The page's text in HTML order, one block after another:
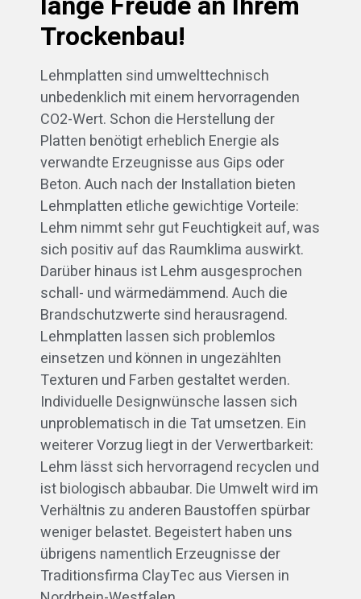
Trockenbau!
Lehmplatten sind umwelttechnisch
unbedenklich mit einem hervorragenden
CO2-Wert. Schon die Herstellung der
Platten benötigt erheblich Energie als
verwandte Erzeugnisse aus Gips oder
Beton. Auch nach der Installation bieten
Lehmplatten etliche gewichtige Vorteile:
Lehm nimmt sehr gut Feuchtigkeit auf, was
sich positiv auf das Raumklima auswirkt.
Darüber hinaus ist Lehm ausgesprochen
schall- und wärmedämmend. Auch die
Brandschutzwerte sind herausragend.
Lehmplatten lassen sich problemlos
einsetzen und können in ungezählten
Texturen und Farben gestaltet werden.
Individuelle Designwünsche lassen sich
unproblematisch in die Tat umsetzen. Ein
weiterer Vorzug liegt in der Verwertbarkeit:
Lehm lässt sich hervorragend recyclen und
ist biologisch abbaubar. Die Umwelt wird im
Verhältnis zu anderen Baustoffen spürbar
weniger belastet. Begeistert haben uns
übrigens namentlich Erzeugnisse der
Traditionsfirma ClayTec aus Viersen in